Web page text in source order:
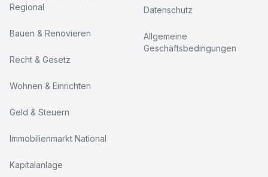
Regional
Bauen & Renovieren
Recht & Gesetz
Wohnen & Einrichten
Geld & Steuern
Immobilienmarkt National
Kapitalanlage
Datenschutz
Allgemeine
Geschäftsbedingungen